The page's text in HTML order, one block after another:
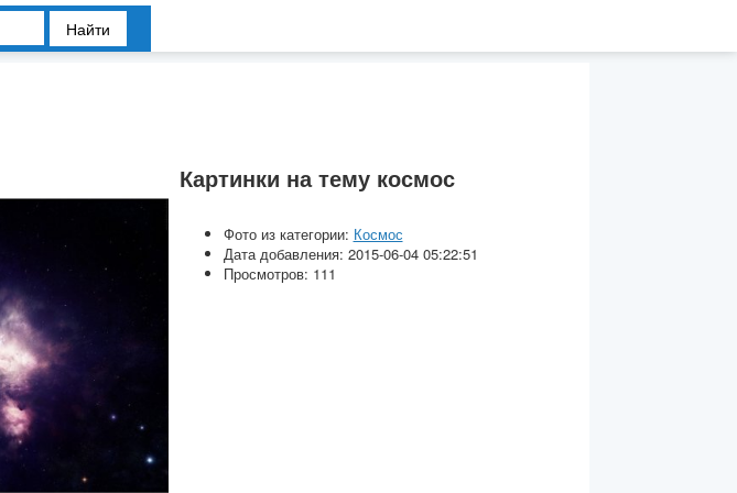
Найти
Картинки на тему космос
Фото из категории: Космос
Дата добавления: 2015-06-04 05:22:51
Просмотров: 111